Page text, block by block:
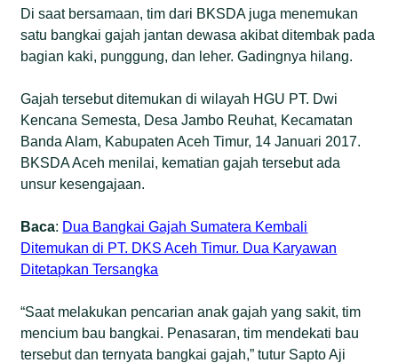
Di saat bersamaan, tim dari BKSDA juga menemukan
satu bangkai gajah jantan dewasa akibat ditembak pada
bagian kaki, punggung, dan leher. Gadingnya hilang.
Gajah tersebut ditemukan di wilayah HGU PT. Dwi
Kencana Semesta, Desa Jambo Reuhat, Kecamatan
Banda Alam, Kabupaten Aceh Timur, 14 Januari 2017.
BKSDA Aceh menilai, kematian gajah tersebut ada
unsur kesengajaan.
Baca: Dua Bangkai Gajah Sumatera Kembali
Ditemukan di PT. DKS Aceh Timur. Dua Karyawan
Ditetapkan Tersangka
“Saat melakukan pencarian anak gajah yang sakit, tim
mencium bau bangkai. Penasaran, tim mendekati bau
tersebut dan ternyata bangkai gajah,” tutur Sapto Aji